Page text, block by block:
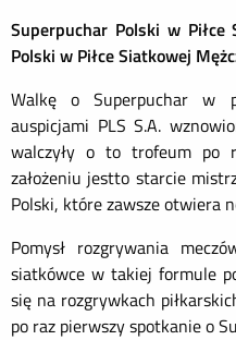
Superpuchar Polski w Piłce
Polski w Piłce Siatkowej
Walkę o Superpuchar w
auspicjami PLS S.A.
walczyły o to trofeum po
założeniu jestto starcie
Polski, które zawsze otwiera
Pomysł rozgrywania
siatkówce w takiej formule
się na rozgrywkach
po raz pierwszy spotkanie o